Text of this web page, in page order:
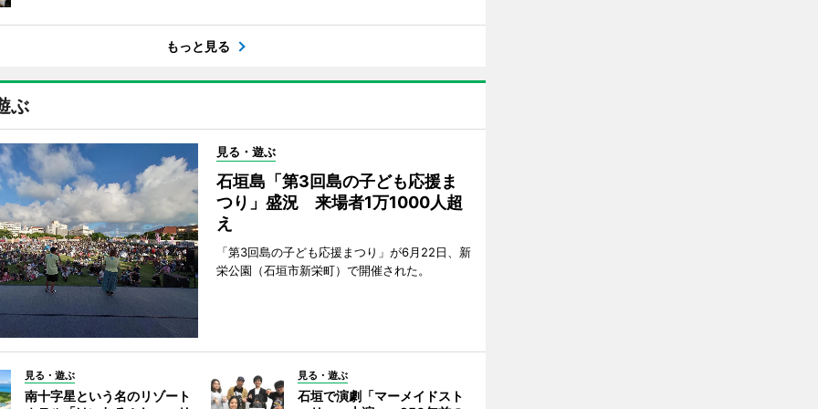
もっと見る
ぶ
見る・遊ぶ
石垣島「第3回島の子ども応援ま
つり」盛況 来場者1万1000人超
え
「第3回島の子ども応援まつり」が6月22日、新
栄公園（石垣市新栄町）で開催された。
見る・遊ぶ
南十字星という名のリゾート
見る・遊ぶ
石垣で演劇「マーメイドスト